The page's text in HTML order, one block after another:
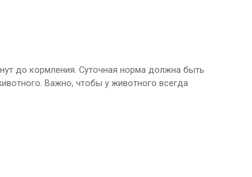
до кормления. Суточная норма должна быть
Важно, чтобы у животного всегда